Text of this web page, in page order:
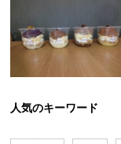
人気のキーワード